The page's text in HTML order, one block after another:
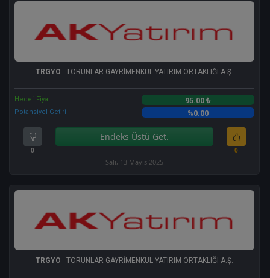
TRGYO - TORUNLAR GAYRİMENKUL YATIRIM ORTAKLIĞI A.Ş.
Hedef Fiyat 95.00 ₺
Potansiyel Getiri %0.00
0
Endeks Üstü Get.
0
Salı, 13 Mayıs 2025
TRGYO - TORUNLAR GAYRİMENKUL YATIRIM ORTAKLIĞI A.Ş.